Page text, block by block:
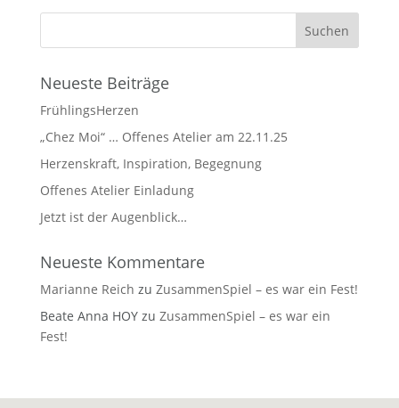
Neueste Beiträge
FrühlingsHerzen
„Chez Moi“ … Offenes Atelier am 22.11.25
Herzenskraft, Inspiration, Begegnung
Offenes Atelier Einladung
Jetzt ist der Augenblick…
Neueste Kommentare
Marianne Reich zu ZusammenSpiel – es war ein Fest!
Beate Anna HOYzu ZusammenSpiel – es war ein
Fest!